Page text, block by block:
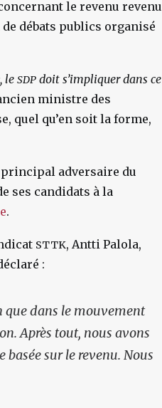
le revenu revenu
débats publics organisé
le SDPdoit s’impliquer dans ce
ministre des
quel qu’en soit la forme,
adversaire du
ses candidats à la
.
STTK, Antti Palola,
:
que dans le mouvement
Après tout, nous avons
basée sur le revenu. Nous